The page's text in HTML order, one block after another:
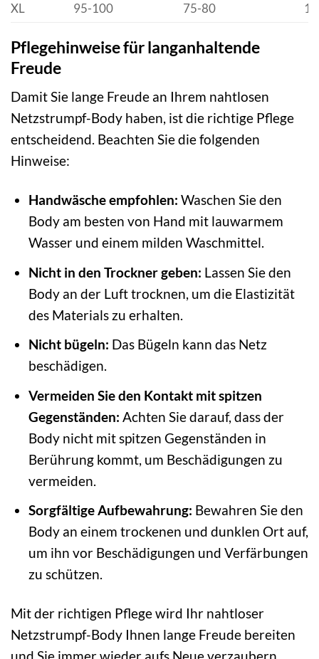
XL
95-100 75-80
Pflegehinweise für langanhaltende
Freude
Damit Sie lange Freude an Ihrem nahtlosen
Netzstrumpf-Body haben, ist die richtige Pflege
entscheidend. Beachten Sie die folgenden
Hinweise:
Handwäsche empfohlen: Waschen Sie den
Body am besten von Hand mit lauwarmem
Wasser und einem milden Waschmittel.
Nicht in den Trockner geben: Lassen Sie den
Body an der Luft trocknen, um die Elastizität
des Materials zu erhalten.
Nicht bügeln: Das Bügeln kann das Netz
beschädigen.
Vermeiden Sie den Kontakt mit spitzen
Gegenständen: Achten Sie darauf, dass der
Body nicht mit spitzen Gegenständen in
Berührung kommt, um Beschädigungen zu
vermeiden.
Sorgfältige Aufbewahrung: Bewahren Sie den
Body an einem trockenen und dunklen Ort auf,
um ihn vor Beschädigungen und Verfärbungen
zu schützen.
Mit der richtigen Pflege wird Ihr nahtloser
Netzstrumpf-Body Ihnen lange Freude bereiten